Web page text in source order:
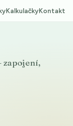
KalkulačkyKontakt